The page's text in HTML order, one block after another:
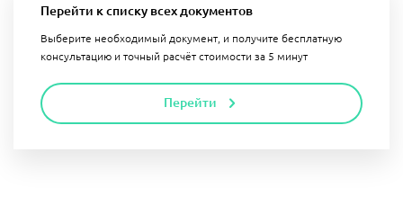
Перейти к списку всех документов
Выберите необходимый документ, и получите бесплатную
консультацию и точный расчёт стоимости за 5 минут
Перейти